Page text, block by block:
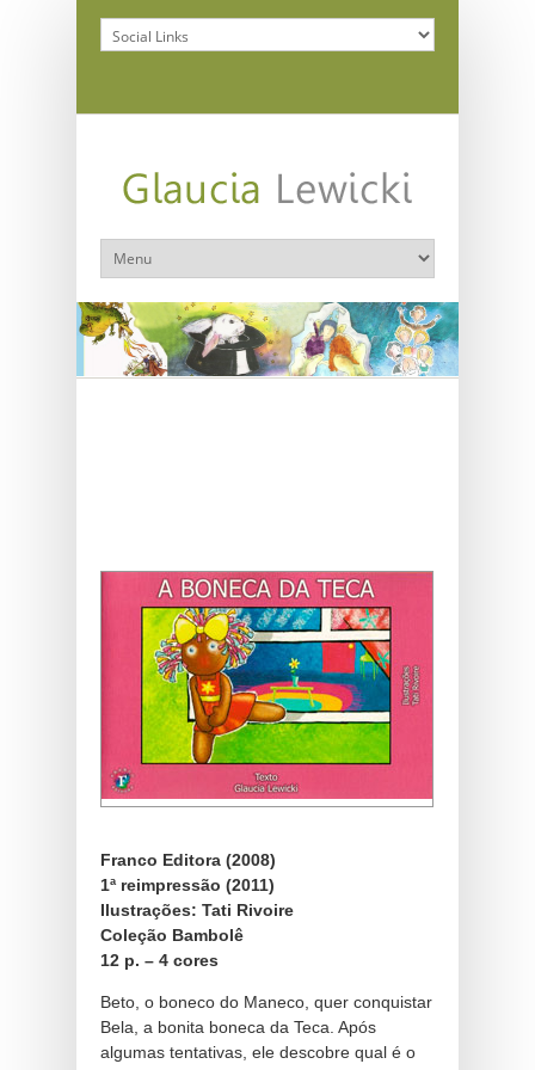
Franco Editora (2008)
1ª reimpressão (2011)
Ilustrações: Tati Rivoire
Coleção Bambolê
12 p. – 4 cores
Beto, o boneco do Maneco, quer conquistar
Bela, a bonita boneca da Teca. Após
algumas tentativas, ele descobre qual é o